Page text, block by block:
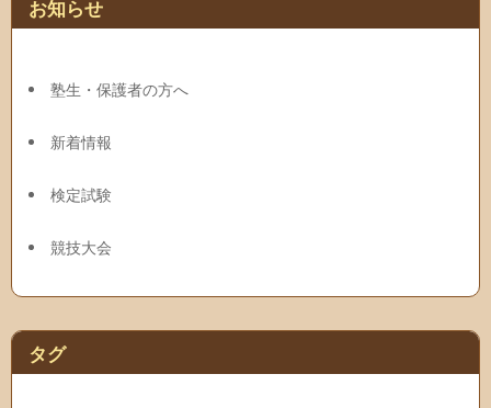
お知らせ
塾生・保護者の方へ
新着情報
検定試験
競技大会
タグ